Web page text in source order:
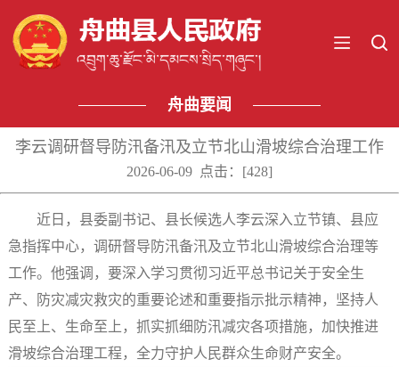
舟曲要闻
李云调研督导防汛备汛及立节北山滑坡综合治理工作
2026-06-09 点击：[428]
近日，县委副书记、县长候选人李云深入立节镇、县应
急指挥中心，调研督导防汛备汛及立节北山滑坡综合治理等
工作。他强调，要深入学习贯彻习近平总书记关于安全生
产、防灾减灾救灾的重要论述和重要指示批示精神，坚持人
民至上、生命至上，抓实抓细防汛减灾各项措施，加快推进
滑坡综合治理工程，全力守护人民群众生命财产安全。